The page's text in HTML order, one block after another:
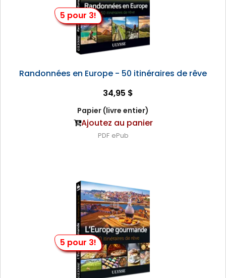
5 pour 3!
Randonnées en Europe - 50 itinéraires de rêve
34,95 $
Papier (livre entier)
Ajoutez au panier
PDF ePub
5 pour 3!